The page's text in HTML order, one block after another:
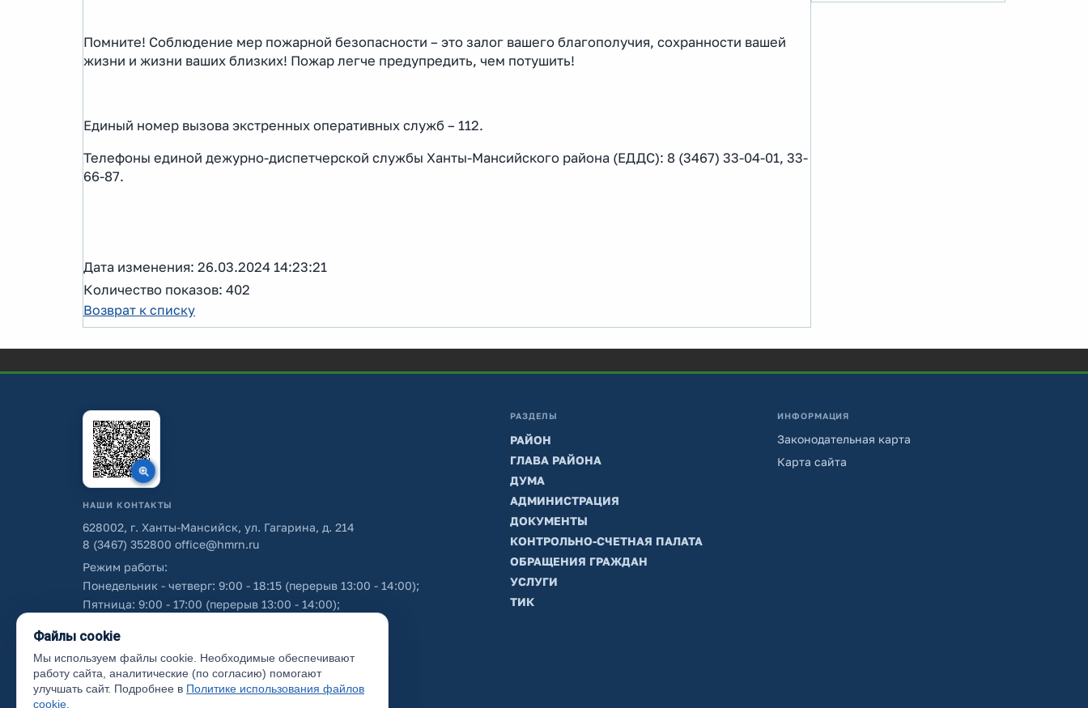
Помните! Соблюдение мер пожарной безопасности – это залог вашего благополучия, сохранности вашей
жизни и жизни ваших близких! Пожар легче предупредить, чем потушить!
Единый номер вызова экстренных оперативных служб – 112.
Телефоны единой дежурно-диспетчерской службы Ханты-Мансийского района (ЕДДС): 8 (3467) 33-04-01, 33-
66-87.
Дата изменения: 26.03.2024 14:23:21
Количество показов: 402
Возврат к списку
НАШИ КОНТАКТЫ
628002, г. Ханты-Мансийск, ул. Гагарина, д. 214
8 (3467) 352800 office@hmrn.ru
Режим работы:
Понедельник - четверг: 9:00 - 18:15 (перерыв 13:00 - 14:00);
Пятница: 9:00 - 17:00 (перерыв 13:00 - 14:00);
Об использовании персональных данных
РАЗДЕЛЫ
РАЙОН
ГЛАВА РАЙОНА
ДУМА
АДМИНИСТРАЦИЯ
ДОКУМЕНТЫ
КОНТРОЛЬНО-СЧЕТНАЯ ПАЛАТА
ОБРАЩЕНИЯ ГРАЖДАН
УСЛУГИ
ТИК
ИНФОРМАЦИЯ
Законодательная карта
Карта сайта
Файлы cookie
Мы используем файлы cookie. Необходимые обеспечивают
работу сайта, аналитические (по согласию) помогают
улучшать сайт. Подробнее в Политике использования файлов
cookie